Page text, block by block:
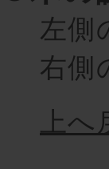
左側
右側
上へ